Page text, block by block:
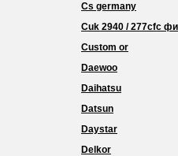
Cs germany
Cuk 2940 / 277cfc
Custom or
Daewoo
Daihatsu
Datsun
Daystar
Delkor